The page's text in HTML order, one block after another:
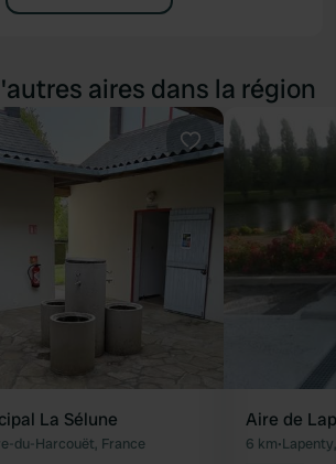
aires dans la région
Préféré
La Sélune
du-Harcouët, France
Aire de
6 km•